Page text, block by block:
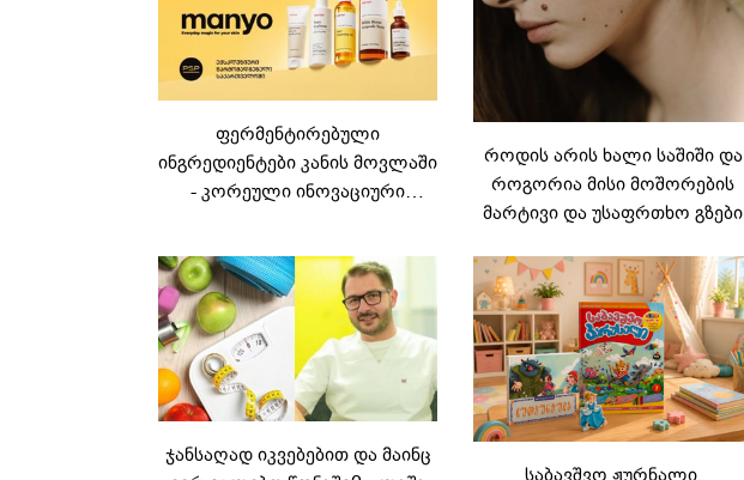
ფერმენტირებული
ინგრედიენტები კანის მოვლაში
- კორეული ინოვაციური
როდის არის ხალი საშიში და
როგორია მისი მოშორების
მარტივი და უსაფრთხო გზები
ჯანსაღად იკვებებით და მაინც
საბავშვო ჟურნალი,